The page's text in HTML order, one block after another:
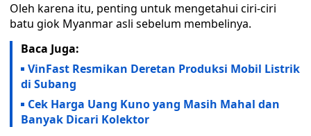
Oleh karena itu, penting untuk mengetahui ciri-ciri
batu giok Myanmar asli sebelum membelinya.
Baca Juga:
VinFast Resmikan Deretan Produksi Mobil Listrik
di Subang
Cek Harga Uang Kuno yang Masih Mahal dan
Banyak Dicari Kolektor